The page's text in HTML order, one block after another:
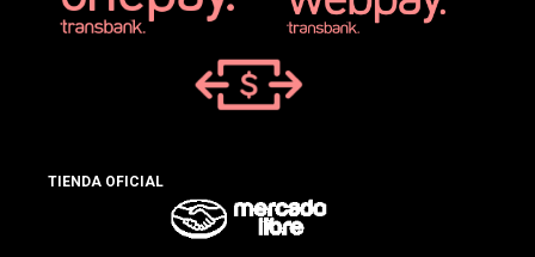
TIENDA OFICIAL